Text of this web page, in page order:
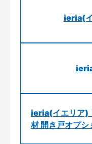
ieria(
ieria(イエリア)
材 開き戸オプシ